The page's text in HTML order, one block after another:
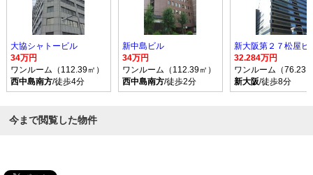
大協シャトービル
34万円
ワンルーム（112.39㎡）
西中島南方/徒歩4分
新中島ビル
34万円
ワンルーム（112.39㎡）
西中島南方/徒歩2分
新大阪第２７松屋ビ
32.284万円
ワンルーム（76.23
新大阪/徒歩8分
今まで閲覧した物件